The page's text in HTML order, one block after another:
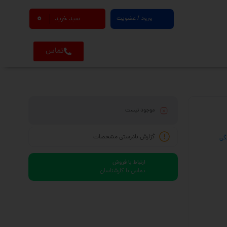
ورود / عضویت سبد خرید 0
تماس
موجود نیست
گزارش نادرستی مشخصات
ارتباط با فروش
تماس با کارشناسان